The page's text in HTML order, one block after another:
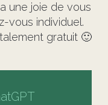
une joie de vous
vous individuel.
gratuit 🙂